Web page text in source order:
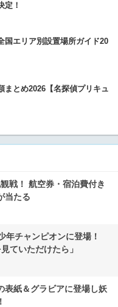
定！
国エリア別設置場所ガイド20
まとめ2026【名探偵プリキュ
戦！ 航空券・宿泊費付き
当たる
年チャンピオンに登場！
ていただけたら」
表紙＆グラビアに登場し妖